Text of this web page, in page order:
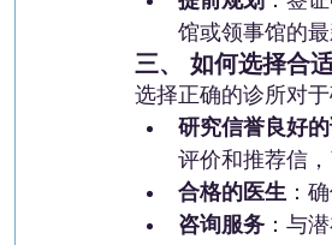
馆或领事馆的最
三、 如何选择合
选择正确的诊所对
研究信誉良好
评价和推荐信，
合格的医生 ：
咨询服务 ：与